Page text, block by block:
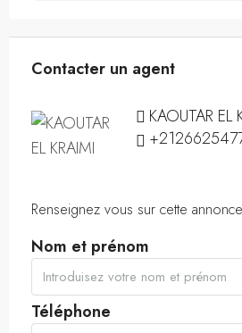
Contacter un agent
KAOUTAR EL
Renseignez vous sur cette annonce
Nom et prénom
Téléphone